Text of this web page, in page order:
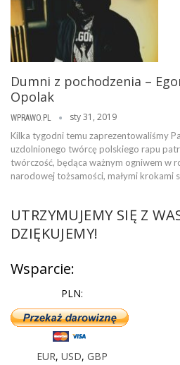
Dumni z pochodzenia –
Opolak
WPRAWO.PL sty 31, 2019
Kilka tygodni temu zaprezentowaliśmy
uzdolnionego twórcę polskiego rapu
twórczość, będąca ważnym ogniwem w
narodowej tożsamości, małymi krokami
UTRZYMUJEMY SIĘ Z
DZIĘKUJEMY!
Wsparcie:
PLN:
EUR, USD, GBP